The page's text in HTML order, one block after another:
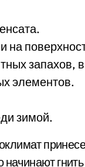
на
запахов,
элементов.
зимой.